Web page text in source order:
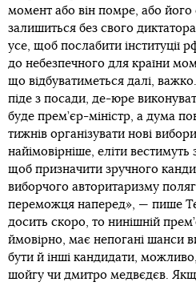
момент або він помре, або його
залишиться без свого
усе, щоб послабити інституції
до небезпечного для країни
що відбуватиметься далі,
піде з посади, де-юре
буде прем’єр-міністр, а дума
тижнів організувати нові
найімовірніше, еліти вестимуть
щоб призначити зручного
виборчого авторитаризму
переможця наперед», — пише
досить скоро, то нинішній
ймовірно, має непогані шанси
бути й інші кандидати,
шойгу чи дмитро медвєдєв.